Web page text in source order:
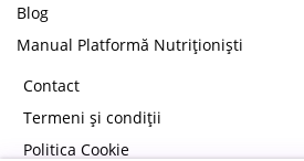
Blog
Manual Platformă Nutriționiști
Contact
Termeni și condiții
Politica Cookie